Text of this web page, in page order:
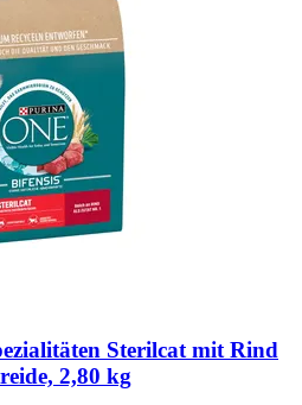
Sterilcat mit Rind
2,80 kg